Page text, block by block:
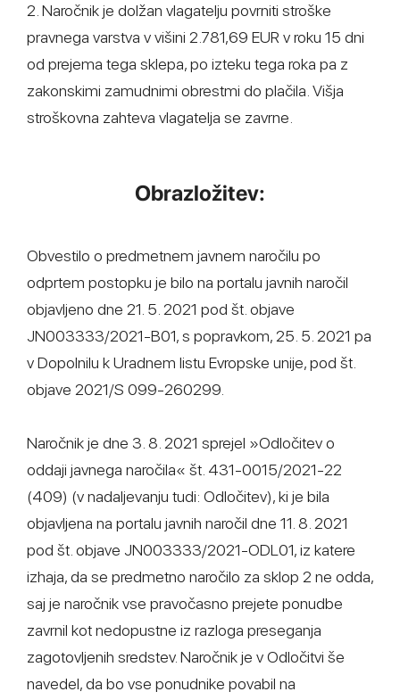
2. Naročnik je dolžan vlagatelju povrniti stroške
pravnega varstva v višini 2.781,69 EUR v roku 15 dni
od prejema tega sklepa, po izteku tega roka pa z
zakonskimi zamudnimi obrestmi do plačila. Višja
stroškovna zahteva vlagatelja se zavrne.
Obrazložitev:
Obvestilo o predmetnem javnem naročilu po
odprtem postopku je bilo na portalu javnih naročil
objavljeno dne 21. 5. 2021 pod št. objave
JN003333/2021-B01, s popravkom, 25. 5. 2021 pa
v Dopolnilu k Uradnem listu Evropske unije, pod št.
objave 2021/S 099-260299.
Naročnik je dne 3. 8. 2021 sprejel »Odločitev o
oddaji javnega naročila« št. 431-0015/2021-22
(409) (v nadaljevanju tudi: Odločitev), ki je bila
objavljena na portalu javnih naročil dne 11. 8. 2021
pod št. objave JN003333/2021-ODL01, iz katere
izhaja, da se predmetno naročilo za sklop 2 ne odda,
saj je naročnik vse pravočasno prejete ponudbe
zavrnil kot nedopustne iz razloga preseganja
zagotovljenih sredstev. Naročnik je v Odločitvi še
navedel, da bo vse ponudnike povabil na